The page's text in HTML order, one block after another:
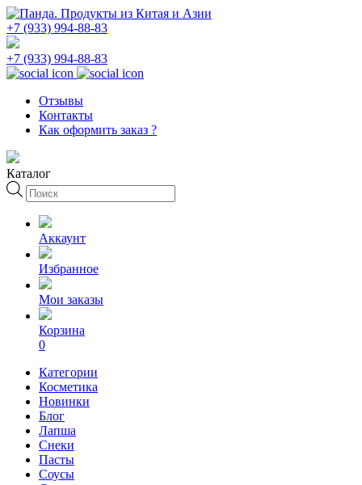
+7 (933) 994-88-83
+7 (933) 994-88-83
Отзывы
Контакты
Как оформить заказ ?
Каталог
Поиск
товаров
Аккаунт
Избранное
Мои заказы
Корзина
0
Категории
Косметика
Новинки
Блог
Лапша
Снеки
Пасты
Соусы